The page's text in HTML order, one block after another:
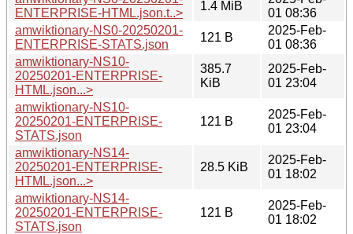
ENTERPRISE-HTML.json.t..>
1.4 MiB
01 08:36
amwiktionary-NS0-20250201-
ENTERPRISE-STATS.json
121 B
2025-Feb-
01 08:36
amwiktionary-NS10-
20250201-ENTERPRISE-
HTML.json...>
385.7
KiB
2025-Feb-
01 23:04
amwiktionary-NS10-
20250201-ENTERPRISE-
STATS.json
121 B
2025-Feb-
01 23:04
amwiktionary-NS14-
20250201-ENTERPRISE-
HTML.json...>
28.5 KiB
2025-Feb-
01 18:02
amwiktionary-NS14-
20250201-ENTERPRISE-
STATS.json
121 B
2025-Feb-
01 18:02